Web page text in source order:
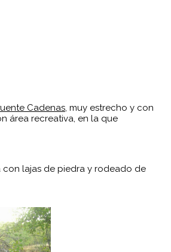
Cadenas, muy estrecho y con
área recreativa, en la que
lajas de piedra y rodeado de